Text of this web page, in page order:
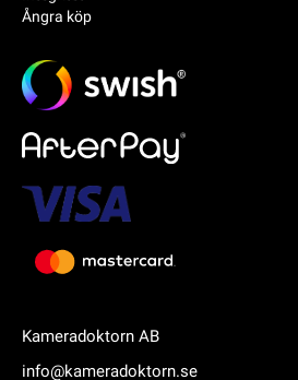
Kameradoktorn AB
info@kameradoktorn.se
Ångra köp